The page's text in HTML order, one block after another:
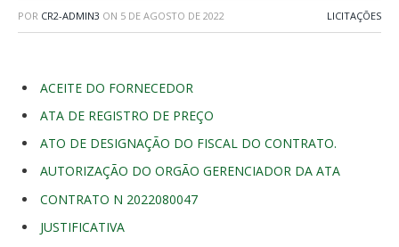
POR CR2-ADMIN3 ON 5 DE AGOSTO DE 2022 LICITAÇÕES
ACEITE DO FORNECEDOR
ATA DE REGISTRO DE PREÇO
ATO DE DESIGNAÇÃO DO FISCAL DO CONTRATO.
AUTORIZAÇÃO DO ORGÃO GERENCIADOR DA ATA
CONTRATO N 2022080047
JUSTIFICATIVA